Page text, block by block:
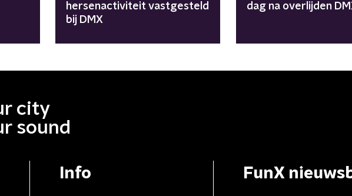
hersenactiviteit vastgesteld
bij DMX
dag na overlijden
city
sound
Info FunX